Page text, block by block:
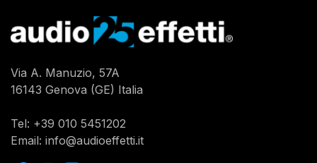
Via A. Manuzio, 57A
16143 Genova (GE) Italia
Tel: +39 010 5451202
Email: info@audioeffetti.it